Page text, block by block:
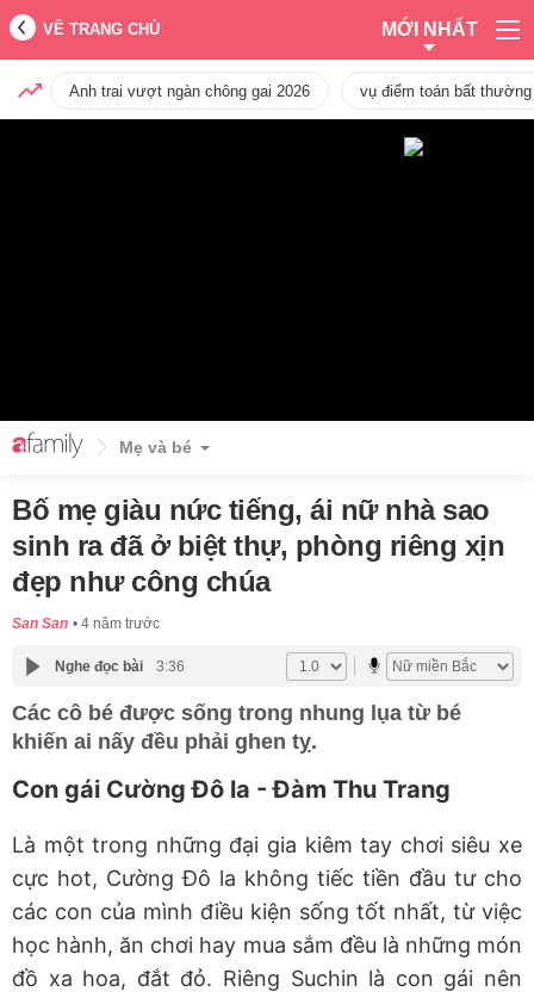
VỀ TRANG CHỦ MỚI NHẤT
Anh trai vượt ngàn chông gai 2026 vụ điểm toán bất
Mẹ và bé
Bố mẹ giàu nức tiếng, ái nữ nhà sao
sinh ra đã ở biệt thự, phòng riêng xịn
đẹp như công chúa
San San 4 năm trước
Nghe đọc bài 3:36
Các cô bé được sống trong nhung lụa từ bé
khiến ai nấy đều phải ghen tỵ.
Con gái Cường Đô la - Đàm Thu Trang
Là một trong những đại gia kiêm tay chơi siêu xe
cực hot, Cường Đô la không tiếc tiền đầu tư cho
các con của mình điều kiện sống tốt nhất, từ việc
học hành, ăn chơi hay mua sắm đều là những món
đồ xa hoa, đắt đỏ. Riêng Suchin là con gái nên